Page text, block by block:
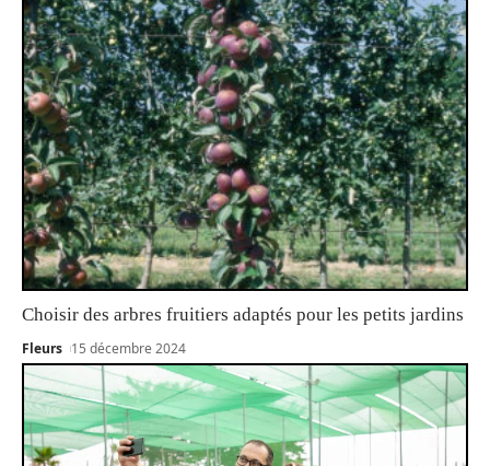
Choisir des arbres fruitiers adaptés pour les petits jardins
Fleurs 15 décembre 2024